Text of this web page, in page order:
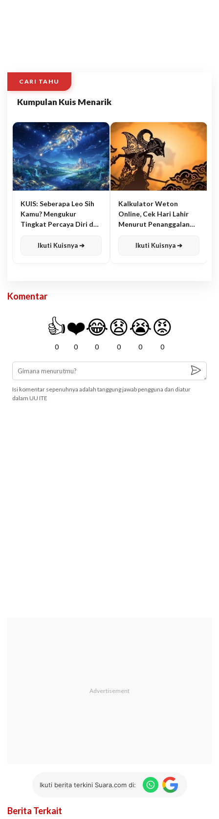
CARI TAHU
Kumpulan Kuis Menarik
KUIS: Seberapa Leo Sih
Kamu? Mengukur
Tingkat Percaya Diri dan
Ikuti Kuisnya ➔
Kalkulator Weton
Online, Cek Hari Lahir
Menurut Penanggalan
Ikuti Kuisnya ➔
Komentar
👍
0
❤️
0
😂
0
😧
0
😭
0
😡
0
Isi komentar sepenuhnya adalah tanggung jawab pengguna dan diatur
dalam UU ITE
Ikuti berita terkini Suara.com di:
Berita Terkait